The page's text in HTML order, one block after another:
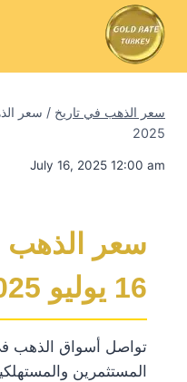
سعر الذهب في تاريخ /
2025
July 16, 2025 12:00 am
سعر الذهب
16 يوليو 2025
تواصل أسواق الذهب
المستثمرين